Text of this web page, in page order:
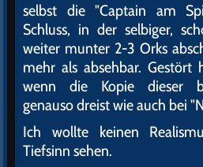
selbst die "Captain am
Schluss, in der selbiger,
weiter munter 2-3 Orks
mehr als absehbar.
wenn die Kopie dieser
genauso dreist wie auch bei
Ich wollte keinen
Tiefsinn sehen.